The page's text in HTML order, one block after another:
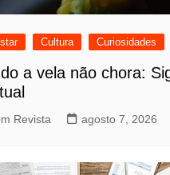
Cultura Curiosidades
a vela não chora:
Revista agosto 7, 2026